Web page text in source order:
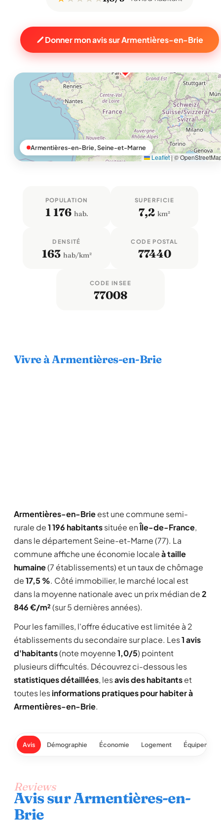
Donner mon avis sur Armentières-en-Brie
Leaflet|©
Armentières-en-Brie, Seine-et-Marne
POPULATION
1 176 hab.
SUPERFICIE
7,2 km²
DENSITÉ
163 hab/km²
CODE POSTAL
77440
CODE INSEE
77008
Vivre à Armentières-en-Brie
Armentières-en-Brieest une commune semi-
rurale de1 196 habitantssituée enÎle-de-France,
dans le département Seine-et-Marne (77). La
commune affiche une économie localeà taille
humaine(7 établissements) et un taux de chômage
de17,5 %. Côté immobilier, le marché local est
dans la moyenne nationale avec un prix médian de2
846 €/m²(sur 5 dernières années).
Pour les familles, l'offre éducative est limitée à 2
établissements du secondaire sur place. Les1 avis
d'habitants(note moyenne1,0/5) pointent
plusieurs difficultés. Découvrez ci-dessous les
statistiques détaillées, lesavis des habitantset
toutes lesinformations pratiques pour habiter à
Armentières-en-Brie.
Avis Démographie Économie Logement
Reviews
Avis sur Armentières-en-
Brie